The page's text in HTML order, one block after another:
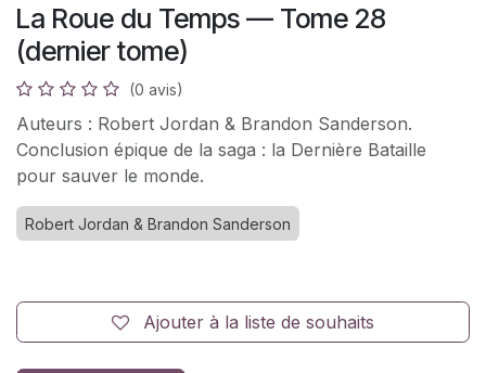
La Roue du Temps — Tome 28
(dernier tome)
(0 avis)
Auteurs : Robert Jordan & Brandon Sanderson.
Conclusion épique de la saga : la Dernière Bataille
pour sauver le monde.
Robert Jordan & Brandon Sanderson
Ajouter à la liste de souhaits